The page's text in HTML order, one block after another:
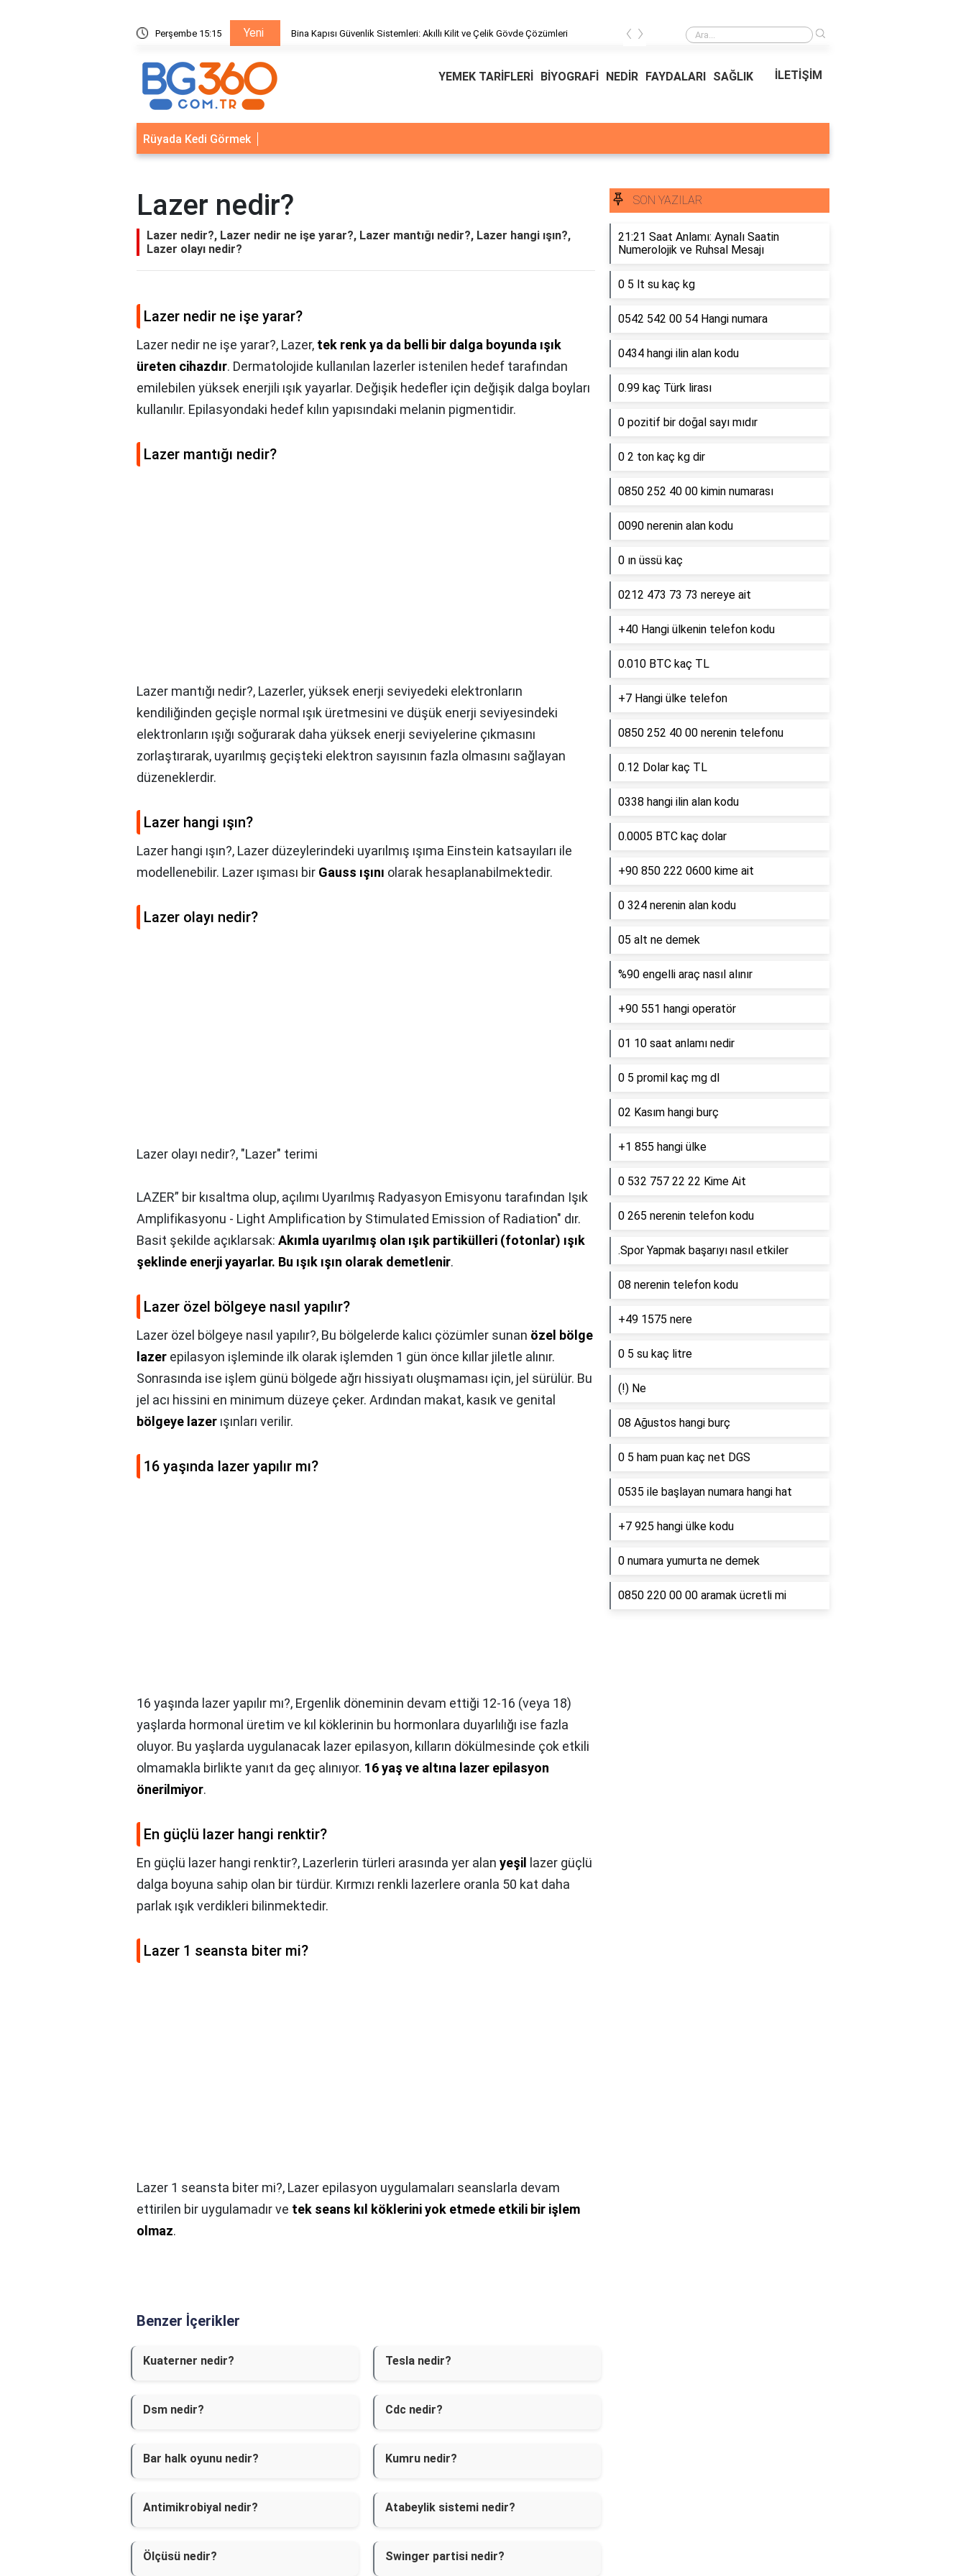
Perşembe 15:15 Yeni
Sistemleri: Akıllı Kilit ve Çelik Gövde Çözümleri Bina Kapısı Güvenlik Sistemleri: Akıllı Kilit ve Çelik Gövde Çözümleri Ödeal Müşteri Hizmetleri
‹ ›
YEMEK TARİFLERİ BİYOGRAFİ NEDİR FAYDALARI SAĞLIK İLETİŞİM
Rüyada Kedi Görmek
Lazer nedir?
Lazer nedir?, Lazer nedir ne işe yarar?, Lazer mantığı nedir?, Lazer hangi ışın?,
Lazer olayı nedir?
Lazer nedir ne işe yarar?
Lazer nedir ne işe yarar?, Lazer, tek renk ya da belli bir dalga boyunda ışık
üreten cihazdır. Dermatolojide kullanılan lazerler istenilen hedef tarafından
emilebilen yüksek enerjili ışık yayarlar. Değişik hedefler için değişik dalga boyları
kullanılır. Epilasyondaki hedef kılın yapısındaki melanin pigmentidir.
Lazer mantığı nedir?
Lazer mantığı nedir?, Lazerler, yüksek enerji seviyedeki elektronların
kendiliğinden geçişle normal ışık üretmesini ve düşük enerji seviyesindeki
elektronların ışığı soğurarak daha yüksek enerji seviyelerine çıkmasını
zorlaştırarak, uyarılmış geçişteki elektron sayısının fazla olmasını sağlayan
düzeneklerdir.
Lazer hangi ışın?
Lazer hangi ışın?, Lazer düzeylerindeki uyarılmış ışıma Einstein katsayıları ile
modellenebilir. Lazer ışıması bir Gauss ışını olarak hesaplanabilmektedir.
Lazer olayı nedir?
Lazer olayı nedir?, "Lazer" terimi
LAZER” bir kısaltma olup, açılımı Uyarılmış Radyasyon Emisyonu tarafından Işık
Amplifikasyonu - Light Amplification by Stimulated Emission of Radiation" dır.
Basit şekilde açıklarsak: Akımla uyarılmış olan ışık partikülleri (fotonlar) ışık
şeklinde enerji yayarlar. Bu ışık ışın olarak demetlenir.
Lazer özel bölgeye nasıl yapılır?
Lazer özel bölgeye nasıl yapılır?, Bu bölgelerde kalıcı çözümler sunan özel bölge
lazer epilasyon işleminde ilk olarak işlemden 1 gün önce kıllar jiletle alınır.
Sonrasında ise işlem günü bölgede ağrı hissiyatı oluşmaması için, jel sürülür. Bu
jel acı hissini en minimum düzeye çeker. Ardından makat, kasık ve genital
bölgeye lazer ışınları verilir.
16 yaşında lazer yapılır mı?
16 yaşında lazer yapılır mı?, Ergenlik döneminin devam ettiği 12-16 (veya 18)
yaşlarda hormonal üretim ve kıl köklerinin bu hormonlara duyarlılığı ise fazla
oluyor. Bu yaşlarda uygulanacak lazer epilasyon, kılların dökülmesinde çok etkili
olmamakla birlikte yanıt da geç alınıyor. 16 yaş ve altına lazer epilasyon
önerilmiyor.
En güçlü lazer hangi renktir?
En güçlü lazer hangi renktir?, Lazerlerin türleri arasında yer alan yeşil
lazer güçlü
dalga boyuna sahip olan bir türdür. Kırmızı renkli lazerlere oranla 50 kat daha
parlak ışık verdikleri bilinmektedir.
Lazer 1 seansta biter mi?
Lazer 1 seansta biter mi?, Lazer epilasyon uygulamaları seanslarla devam
ettirilen bir uygulamadır ve tek seans kıl köklerini yok etmede etkili bir işlem
olmaz.
Benzer İçerikler
Kuaterner nedir? Tesla nedir?
Dsm nedir? Cdc nedir?
Bar halk oyunu nedir? Kumru nedir?
Antimikrobiyal nedir? Atabeylik sistemi nedir?
Ölçüsü nedir? Swinger partisi nedir?
SON YAZILAR
21:21 Saat Anlamı: Aynalı Saatin
Numerolojik ve Ruhsal Mesajı
0 5 lt su kaç kg
0542 542 00 54 Hangi numara
0434 hangi ilin alan kodu
0.99 kaç Türk lirası
0 pozitif bir doğal sayı mıdır
0 2 ton kaç kg dir
0850 252 40 00 kimin numarası
0090 nerenin alan kodu
0 ın üssü kaç
0212 473 73 73 nereye ait
+40 Hangi ülkenin telefon kodu
0.010 BTC kaç TL
+7 Hangi ülke telefon
0850 252 40 00 nerenin telefonu
0.12 Dolar kaç TL
0338 hangi ilin alan kodu
0.0005 BTC kaç dolar
+90 850 222 0600 kime ait
0 324 nerenin alan kodu
05 alt ne demek
%90 engelli araç nasıl alınır
+90 551 hangi operatör
01 10 saat anlamı nedir
0 5 promil kaç mg dl
02 Kasım hangi burç
+1 855 hangi ülke
0 532 757 22 22 Kime Ait
0 265 nerenin telefon kodu
.Spor Yapmak başarıyı nasıl etkiler
08 nerenin telefon kodu
+49 1575 nere
0 5 su kaç litre
(!) Ne
08 Ağustos hangi burç
0 5 ham puan kaç net DGS
0535 ile başlayan numara hangi hat
+7 925 hangi ülke kodu
0 numara yumurta ne demek
0850 220 00 00 aramak ücretli mi